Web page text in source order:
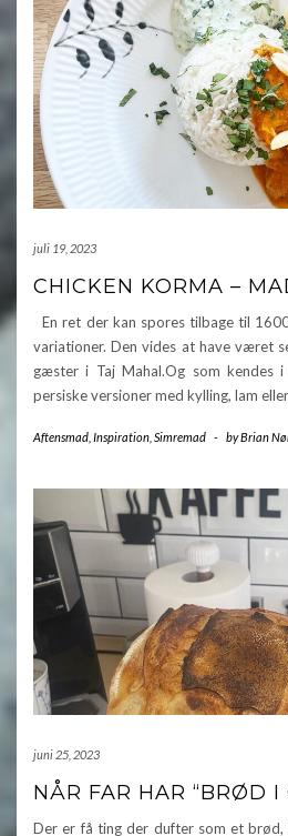
juli 19, 2023
CHICKEN KORMA –
En ret der kan spores tilbage til
variationer. Den vides at have været
gæster i Taj Mahal.Og som kendes
persiske versioner med kylling, lam
Aftensmad Inspiration Simremad - byBrian
juni 25, 2023
NÅR FAR HAR “BRØD I
Der er få ting der dufter som et